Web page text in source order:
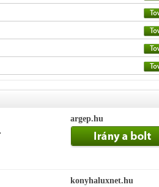
argep.hu
konyhaluxnet.hu